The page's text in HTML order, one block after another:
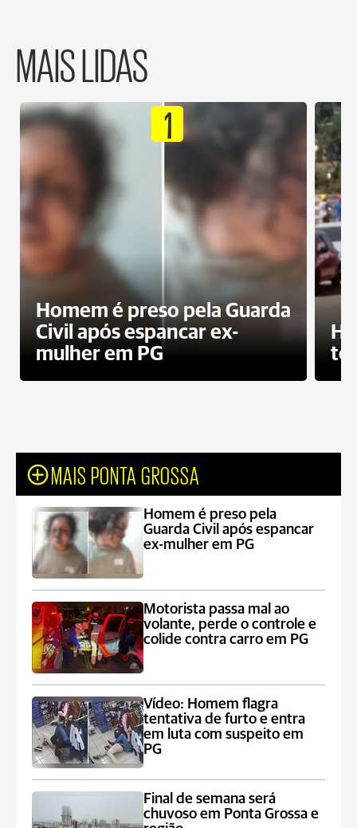
MAIS LIDAS
1
Homem é preso pela Guarda
Civil após espancar ex-
mulher em PG
MAIS PONTA GROSSA
Homem é preso pela
Guarda Civil após espancar
ex-mulher em PG
Motorista passa mal ao
volante, perde o controle e
colide contra carro em PG
Vídeo: Homem flagra
tentativa de furto e entra
em luta com suspeito em
PG
Final de semana será
chuvoso em Ponta Grossa e